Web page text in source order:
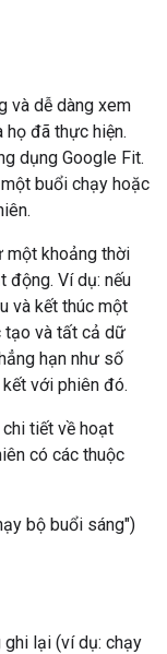
và dễ dàng xem
họ đã thực hiện.
dụng Google Fit.
buổi chạy hoặc
một khoảng thời
động. Ví dụ: nếu
và kết thúc một
tạo và tất cả dữ
hạn như số
với phiên đó.
tiết về hoạt
có các thuộc
bộ buổi sáng")
lại (ví dụ: chạy